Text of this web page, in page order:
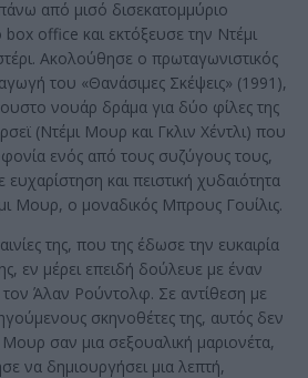
από μισό δισεκατομμύριο
office και εκτόξευσε την Ντέμι
Ακολούθησε ο πρωταγωνιστικός
του «Θανάσιμες Σκέψεις» (1991),
νουάρ δράμα για δύο φίλες της
(Ντέμι Μουρ και Γκλιν Χέντλι) που
ενός από τους συζύγους τους,
και πειστική χυδαιότητα
Μουρ, ο μοναδικός Μπρους Γουίλις.
της, που της έδωσε την ευκαιρία
εν μέρει επειδή δούλευε με έναν
Άλαν Ρούντολφ. Σε αντίθεση με
σκηνοθέτες της, αυτός δεν
Μουρ σαν μια σεξουαλική μαριονέτα,
να δημιουργήσει μια λεπτή,